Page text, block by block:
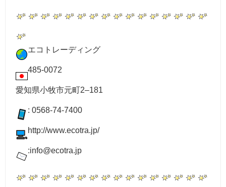
エコトレーディング
485-0072
愛知県小牧市元町2–181
: 0568-74-7400
http://www.ecotra.jp/
:info@ecotra.jp